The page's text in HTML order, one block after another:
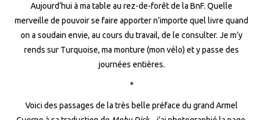
Aujourd’hui à ma table au rez-de-forêt de la BnF. Quelle
merveille de pouvoir se faire apporter n’importe quel livre quand
on a soudain envie, au cours du travail, de le consulter. Je m’y
rends sur Turquoise, ma monture (mon vélo) et y passe des
journées entières.
*
Voici des passages de la très belle préface du grand Armel